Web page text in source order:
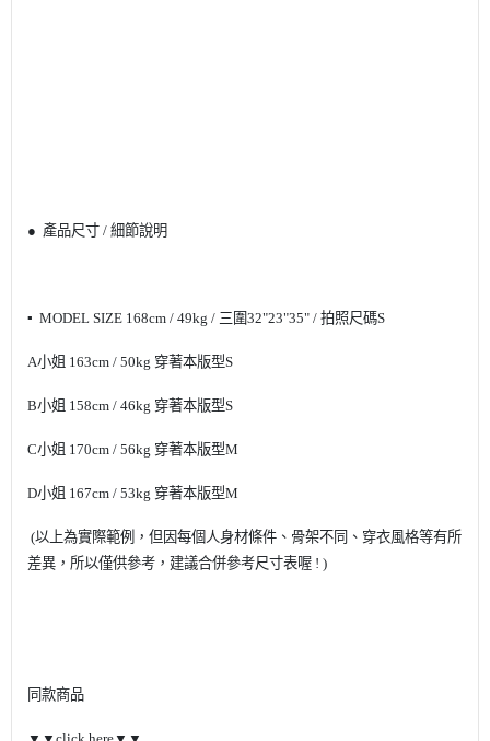
● 產品尺寸 / 細節說明
▪ MODEL SIZE 168cm / 49kg / 三圍32"23"35" / 拍照尺碼S
A小姐 163cm / 50kg 穿著本版型S
B小姐 158cm / 46kg 穿著本版型S
C小姐 170cm / 56kg 穿著本版型M
D小姐 167cm / 53kg 穿著本版型M
(以上為實際範例，但因每個人身材條件、骨架不同、穿衣風格等有所
差異，所以僅供參考，建議合併參考尺寸表喔 ! )
同款商品